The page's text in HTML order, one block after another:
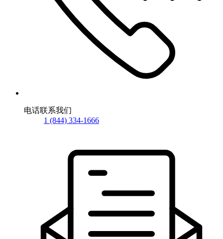
电话联系我们
1 (844) 334-1666